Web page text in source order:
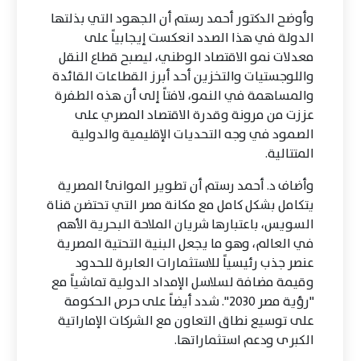
وأوضح الدكتور أحمد رستم أن الجهود التي بذلتها
الدولة في هذا الصدد انعكست إيجابياً على
معدلات نمو الاقتصاد الوطني، ليصبح قطاع النقل
واللوجستيات والتخزين أحد أبرز القطاعات القائدة
والمساهمة في النمو، لافتاً إلى أن هذه الطفرة
عززت من مرونة وقدرة الاقتصاد المصري على
الصمود في وجه التحديات الإقليمية والدولية
المتتالية.
وأضاف د. أحمد رستم أن تطوير الموانئ المصرية
يتكامل بشكل كامل مع مكانة مصر التي تحتضن قناة
السويس، باعتبارها شريان الملاحة البحرية الأهم
في العالم، وهو ما يجعل البنية التحتية المصرية
عنصر جذب رئيسياً للاستثمارات العابرة للحدود
وقيمة مضافة لسلاسل الإمداد الدولية تماشياً مع
"رؤية مصر 2030". شدد أيضاً على حرص الحكومة
على توسيع نطاق التعاون مع الشركات الإماراتية
الكبرى ودعم استثماراتها.